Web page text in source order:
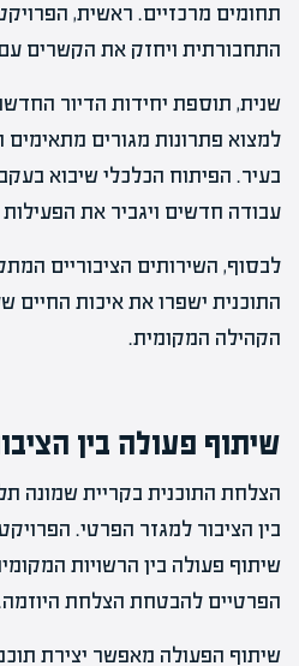
תחומים מרכזיים. ראשית,
התחבורתית ויחזק את הקשרים
שנית, תוספת יחידות הדיור
למצוא פתרונות מגורים מתאימים
בעיר. הפיתוח הכלכלי שיבוא
עבודה חדשים ויגביר את
לבסוף, השירותים הציבוריים
התוכנית ישפרו את איכות החיים
הקהילה המקומית.
שיתוף פעולה בין
הצלחת התוכנית בקריית שמונה
בין הציבור למגזר הפרטי.
שיתוף פעולה בין הרשויות
הפרטיים להבטחת הצלחת
שיתוף הפעולה מאפשר יצירת